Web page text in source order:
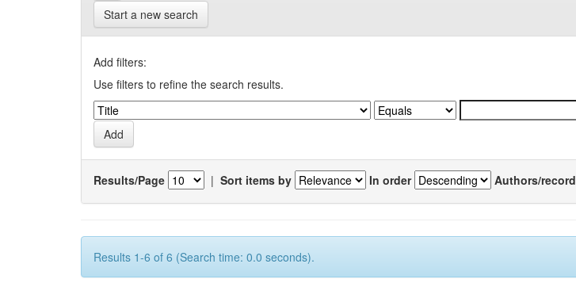
Start a new search
Add filters:
Use filters to refine the search results.
Results/Page | Sort items by In order Authors/record
Results 1-6 of 6 (Search time: 0.0 seconds).